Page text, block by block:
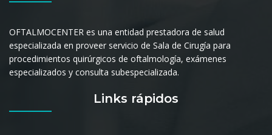
OFTALMOCENTER es una entidad prestadora de salud
especializada en proveer servicio de Sala de Cirugía para
procedimientos quirúrgicos de oftalmología, exámenes
especializados y consulta subespecializada.
Links rápidos